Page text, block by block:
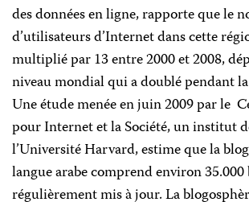
des données en ligne, rapporte que le
d’utilisateurs d’Internet dans cette
multiplié par 13 entre 2000 et 2008,
niveau mondial qui a doublé pendant
Une étude menée en juin 2009 par le
pour Internet et la Société, un institut
l’Université Harvard, estime que la
langue arabe comprend environ 35.000
régulièrement mis à jour. La